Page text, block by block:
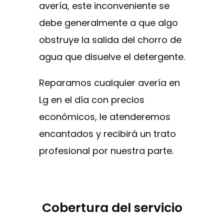
avería, este inconveniente se
debe generalmente a que algo
obstruye la salida del chorro de
agua que disuelve el detergente.
Reparamos cualquier avería en
Lg en el día con precios
económicos, le atenderemos
encantados y recibirá un trato
profesional por nuestra parte.
Cobertura del servicio